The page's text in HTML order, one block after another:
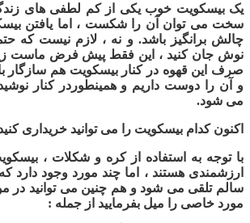
یک بیسکویت خوب یکی از کم لطفی های
سخت می توان آن را شکست ، اما یافتن
چالش برانگیز باشد. و نه ، لازم نیست که
نوش جان کنید ، این فقط پیش فرض ماست
صرف این قهوه در کنار بیسکویت هم سازگار
و آن را دوست داریم و همینطوردر کنار
می شود.
اکنون کدام بیسکویت را می توانید خریداری
با توجه به استفاده از کره و شکلات ،
ارزشمندی هستند ، اما چند مورد وجود دارد
سالم تلقی می شود و هم چنین می توانید در
مورد خاصی را میل بفرمایید از جمله :